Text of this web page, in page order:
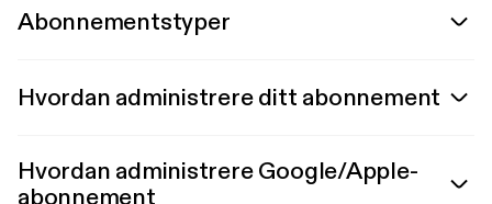
Abonnementstyper
Hvordan administrere ditt abonnement
Hvordan administrere Google/Apple-
abonnement